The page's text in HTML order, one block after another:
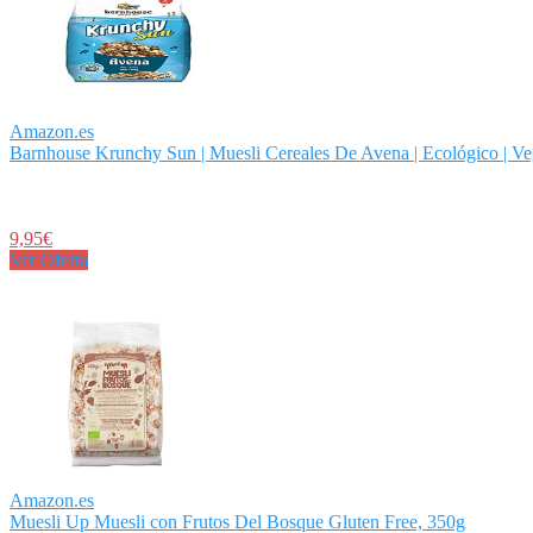
Amazon.es
Barnhouse Krunchy Sun | Muesli Cereales De Avena | Ecológico |
9,95€
Ver Oferta
Amazon.es
Muesli Up Muesli con Frutos Del Bosque Gluten Free, 350g